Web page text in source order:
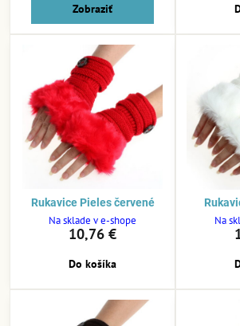
Zobraziť
Rukavice Pieles červené
Na sklade v e-shope
10,76 €
Do košíka
Na